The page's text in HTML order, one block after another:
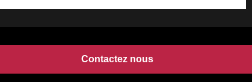
Contactez nous